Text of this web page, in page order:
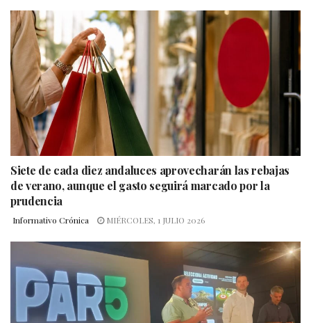
Siete de cada diez andaluces aprovecharán las rebajas
de verano, aunque el gasto seguirá marcado por la
prudencia
Informativo Crónica MIÉRCOLES, 1 JULIO 2026